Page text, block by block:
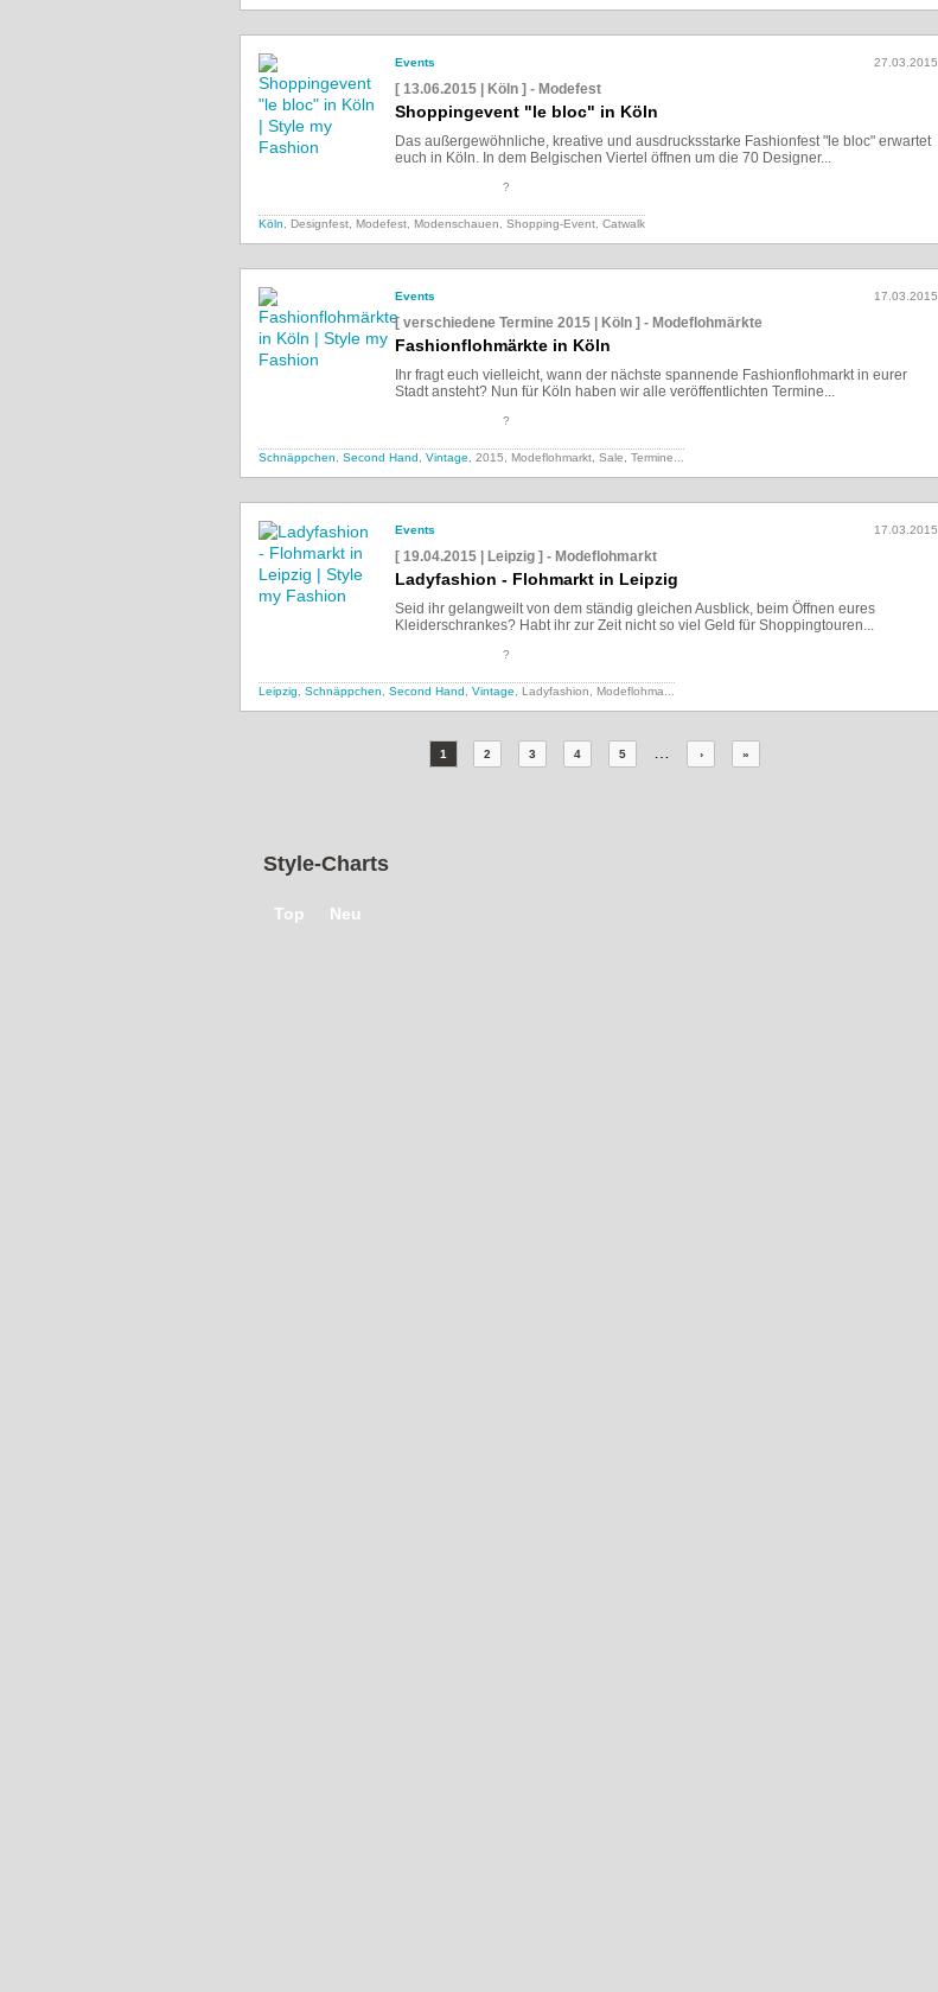
Events 27.03.2015
[ 13.06.2015 | Köln ] - Modefest
Shoppingevent "le bloc" in Köln
Das außergewöhnliche, kreative und ausdrucksstarke Fashionfest "le bloc" erwartet
euch in Köln. In dem Belgischen Viertel öffnen um die 70 Designer...
?
Köln , Designfest, Modefest, Modenschauen, Shopping-Event, Catwalk
Events 17.03.2015
[ verschiedene Termine 2015 | Köln ] - Modeflohmärkte
Fashionflohmärkte in Köln
Ihr fragt euch vielleicht, wann der nächste spannende Fashionflohmarkt in eurer
Stadt ansteht? Nun für Köln haben wir alle veröffentlichten Termine...
?
Schnäppchen Second Hand Vintage , 2015, Modeflohmarkt, Sale, Termine...
Events 17.03.2015
[ 19.04.2015 | Leipzig ] - Modeflohmarkt
Ladyfashion - Flohmarkt in Leipzig
Seid ihr gelangweilt von dem ständig gleichen Ausblick, beim Öffnen eures
Kleiderschrankes? Habt ihr zur Zeit nicht so viel Geld für Shoppingtouren...
?
Leipzig Schnäppchen Second Hand Vintage , Ladyfashion, Modeflohma...
1 2 3 4 5 › »
Style-Charts
Top Neu